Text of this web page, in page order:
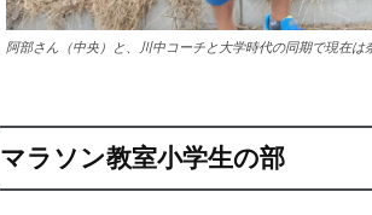
阿部さん（中央）と、川中コーチと大学時代の同期で現在
マラソン教室小学生の部